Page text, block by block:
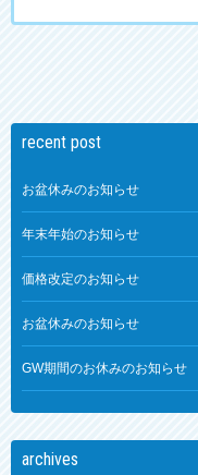
recent post
お盆休みのお知らせ
年末年始のお知らせ
価格改定のお知らせ
お盆休みのお知らせ
GW期間のお休みのお知らせ
archives